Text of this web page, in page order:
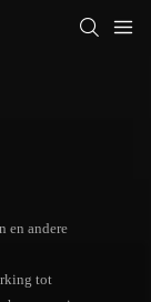
en andere
tot